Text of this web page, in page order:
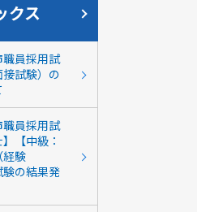
クス
員採用試
試験）の
員採用試
【中級：
経験
の結果発